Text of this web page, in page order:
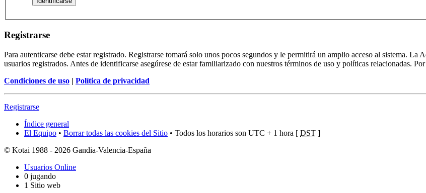
Registrarse
Para autenticarse debe estar registrado. Registrarse tomará solo unos pocos segundos y le permitirá un amplio acceso al sistema.
usuarios registrados. Antes de identificarse asegúrese de estar familiarizado con nuestros términos de uso y políticas relacionadas.
Condiciones de uso | Política de privacidad
Registrarse
Índice general
El Equipo • Borrar todas las cookies del Sitio • Todos los horarios son UTC + 1 hora [ DST ]
© Kotai 1988 - 2026 Gandia-Valencia-España
Usuarios Online
0 jugando
1 Sitio web